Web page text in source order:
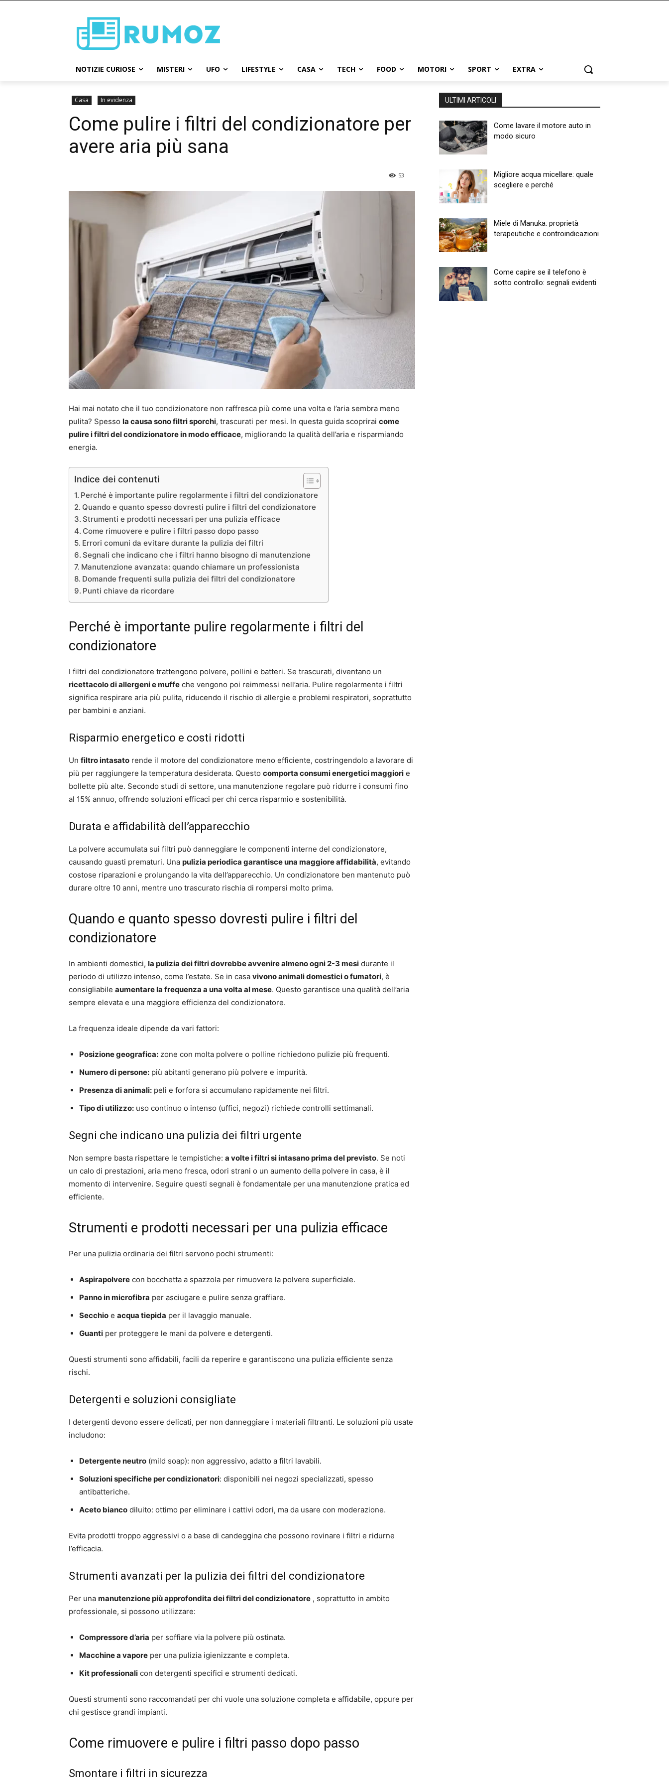
NOTIZIE CURIOSE MISTERI UFO LIFESTYLE CASA TECH FOOD MOTORI SPORT EXTRA
Casa In evidenza
Come pulire i filtri del condizionatore per
avere aria più sana
53
Hai mai notato che il tuo condizionatore non raffresca più come una volta e l’aria sembra meno
pulita? Spesso la causa sono filtri sporchi, trascurati per mesi. In questa guida scoprirai come
pulire i filtri del condizionatore in modo efficace, migliorando la qualità dell’aria e risparmiando
energia.
Indice dei contenuti
Perché è importante pulire regolarmente i filtri del condizionatore
Quando e quanto spesso dovresti pulire i filtri del condizionatore
Strumenti e prodotti necessari per una pulizia efficace
Come rimuovere e pulire i filtri passo dopo passo
Errori comuni da evitare durante la pulizia dei filtri
Segnali che indicano che i filtri hanno bisogno di manutenzione
Manutenzione avanzata: quando chiamare un professionista
Domande frequenti sulla pulizia dei filtri del condizionatore
Punti chiave da ricordare
Perché è importante pulire regolarmente i filtri del
condizionatore
I filtri del condizionatore trattengono polvere, pollini e batteri. Se trascurati, diventano un
ricettacolo di allergeni e muffe che vengono poi reimmessi nell’aria. Pulire regolarmente i filtri
significa respirare aria più pulita, riducendo il rischio di allergie e problemi respiratori, soprattutto
per bambini e anziani.
Risparmio energetico e costi ridotti
Un filtro intasato rende il motore del condizionatore meno efficiente, costringendolo a lavorare di
più per raggiungere la temperatura desiderata. Questo comporta consumi energetici maggiori e
bollette più alte. Secondo studi di settore, una manutenzione regolare può ridurre i consumi fino
al 15% annuo, offrendo soluzioni efficaci per chi cerca risparmio e sostenibilità.
Durata e affidabilità dell’apparecchio
La polvere accumulata sui filtri può danneggiare le componenti interne del condizionatore,
causando guasti prematuri. Una pulizia periodica garantisce una maggiore affidabilità, evitando
costose riparazioni e prolungando la vita dell’apparecchio. Un condizionatore ben mantenuto può
durare oltre 10 anni, mentre uno trascurato rischia di rompersi molto prima.
Quando e quanto spesso dovresti pulire i filtri del
condizionatore
In ambienti domestici, la pulizia dei filtri dovrebbe avvenire almeno ogni 2-3 mesi durante il
periodo di utilizzo intenso, come l’estate. Se in casa vivono animali domestici o fumatori, è
consigliabile aumentare la frequenza a una volta al mese. Questo garantisce una qualità dell’aria
sempre elevata e una maggiore efficienza del condizionatore.
La frequenza ideale dipende da vari fattori:
Posizione geografica: zone con molta polvere o polline richiedono pulizie più frequenti.
Numero di persone: più abitanti generano più polvere e impurità.
Presenza di animali: peli e forfora si accumulano rapidamente nei filtri.
Tipo di utilizzo: uso continuo o intenso (uffici, negozi) richiede controlli settimanali.
Segni che indicano una pulizia dei filtri urgente
Non sempre basta rispettare le tempistiche: a volte i filtri si intasano prima del previsto. Se noti
un calo di prestazioni, aria meno fresca, odori strani o un aumento della polvere in casa, è il
momento di intervenire. Seguire questi segnali è fondamentale per una manutenzione pratica ed
efficiente.
Strumenti e prodotti necessari per una pulizia efficace
Per una pulizia ordinaria dei filtri servono pochi strumenti:
Aspirapolvere con bocchetta a spazzola per rimuovere la polvere superficiale.
Panno in microfibra per asciugare e pulire senza graffiare.
Secchio e acqua tiepida per il lavaggio manuale.
Guanti per proteggere le mani da polvere e detergenti.
Questi strumenti sono affidabili, facili da reperire e garantiscono una pulizia efficiente senza
rischi.
Detergenti e soluzioni consigliate
I detergenti devono essere delicati, per non danneggiare i materiali filtranti. Le soluzioni più usate
includono:
Detergente neutro (mild soap): non aggressivo, adatto a filtri lavabili.
Soluzioni specifiche per condizionatori: disponibili nei negozi specializzati, spesso
antibatteriche.
Aceto bianco diluito: ottimo per eliminare i cattivi odori, ma da usare con moderazione.
Evita prodotti troppo aggressivi o a base di candeggina che possono rovinare i filtri e ridurne
l’efficacia.
Strumenti avanzati per la pulizia dei filtri del condizionatore
Per una manutenzione più approfondita dei filtri del condizionatore , soprattutto in ambito
professionale, si possono utilizzare:
Compressore d’aria per soffiare via la polvere più ostinata.
Macchine a vapore per una pulizia igienizzante e completa.
Kit professionali con detergenti specifici e strumenti dedicati.
Questi strumenti sono raccomandati per chi vuole una soluzione completa e affidabile, oppure per
chi gestisce grandi impianti.
Come rimuovere e pulire i filtri passo dopo passo
Smontare i filtri in sicurezza
ULTIMI ARTICOLI
Come lavare il motore auto in
modo sicuro
Migliore acqua micellare: quale
scegliere e perché
Miele di Manuka: proprietà
terapeutiche e controindicazioni
Come capire se il telefono è
sotto controllo: segnali evidenti